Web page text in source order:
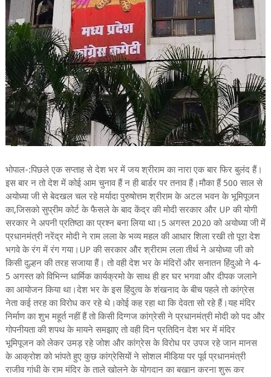
भोपाल-:पिछले एक सप्ताह से देश भर में जय श्रीराम का नारा एक बार फिर बुलंद हैं।
इस बार न तो देश में कोई आम चुनाव हैं न ही बार्डर पर तनाव हैं।मौका हैं 500 साल से
अयोध्या जी से बेदखल चल रहे मर्यादा पुरुषोत्तम श्रीराम के अटल भवन के भूमिपूजन
का,जिसको सुप्रीम कोर्ट के फैसले के बाद केंद्र की मोदी सरकार और UP की योगी
सरकार ने अपनी प्रतिष्ठा का प्रश्न बना लिया था।5 अगस्त 2020 को अयोध्या जी में
प्रधानमंत्री नरेंद्र मोदी ने राम लला के भव्य महल की आधार शिला रखी तो पूरा देश
भगवे के रंग में रंग गया।UP की सरकार और श्रीराम लला तीर्थ ने अयोध्या जी को
किसी दुल्हन की तरह सजाया हैं। तो वही देश भर के मंदिरों और सनातन हिंदुओ ने 4-
5 अगस्त को विभिन्न धार्मिक कार्यक्रमो के साथ ही हर घर भगवा और दीपक जलाने
का आयोजन किया था।देश भर के इस हिंदुत्व के शंखनाद के बीच पहले तो कांग्रेस
नेता कई तरह का विरोध कर रहे थे।कोई कह रहा था कि देवता सो रहे हैं।यह मंदिर
निर्माण का शुभ महूर्त नहीं हैं तो किसी दिग्गज कांग्रेसी ने प्रधानमंत्री मोदी को पद और
गोपनीयता की शपथ के मायने समझाए तो वही दिन प्रतिदिन देश भर में मंदिर
भूमिपूजन को लेकर उमड़ रहे जोश और कांग्रेस के विरोध पर उपज रहे जान मानस
के आक्रोश को भांपते हुए कुछ कांग्रेसियों ने सोशल मीडिया पर पूर्व प्रधानमंत्री
राजीव गांधी के राम मंदिर के ताले खोलने के योगदान का बखान करना शुरू कर